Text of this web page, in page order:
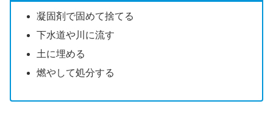
凝固剤で固めて捨てる
下水道や川に流す
土に埋める
燃やして処分する